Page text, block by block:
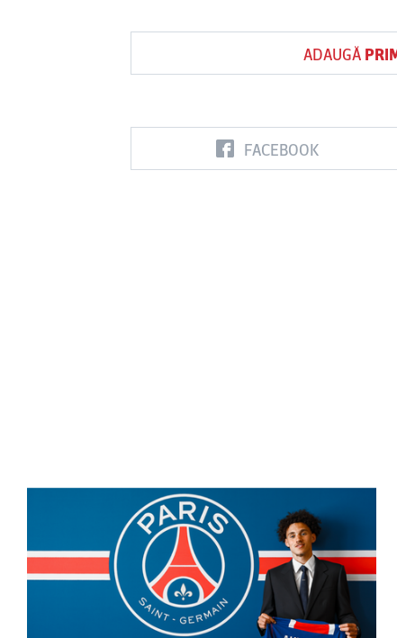
ADAUGĂ
FACEBOOK